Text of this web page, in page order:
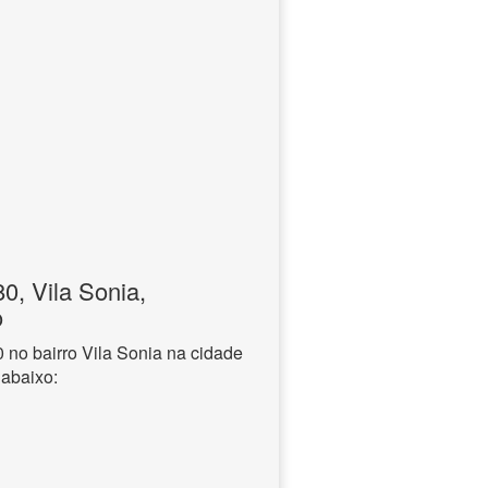
Vila Sonia,
no bairro Vila Sonia na cidade